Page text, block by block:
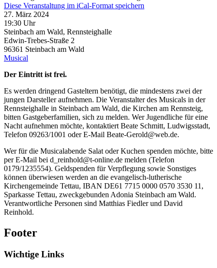
Diese Veranstaltung im iCal-Format speichern
27. März 2024
19:30 Uhr
Steinbach am Wald, Rennsteighalle
Edwin-Trebes-Straße 2
96361 Steinbach am Wald
Musical
Der Eintritt ist frei.
Es werden dringend Gasteltern benötigt, die mindestens zwei der
jungen Darsteller aufnehmen. Die Veranstalter des Musicals in der
Rennsteighalle in Steinbach am Wald, die Kirchen am Rennsteig,
bitten Gastgeberfamilien, sich zu melden. Wer Jugendliche für eine
Nacht aufnehmen möchte, kontaktiert Beate Schmitt, Ludwigsstadt,
Telefon 09263/1001 oder E-Mail Beate-Gerold@web.de.
Wer für die Musicalabende Salat oder Kuchen spenden möchte, bitte
per E-Mail bei d_reinhold@t-online.de melden (Telefon
0179/1235554). Geldspenden für Verpflegung sowie Sonstiges
können überwiesen werden an die evangelisch-lutherische
Kirchengemeinde Tettau, IBAN DE61 7715 0000 0570 3530 11,
Sparkasse Tettau, zweckgebunden Adonia Steinbach am Wald.
Verantwortliche Personen sind Matthias Fiedler und David
Reinhold.
Footer
Wichtige Links